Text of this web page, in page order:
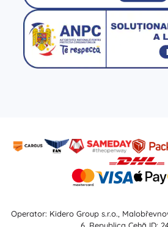
Operator: Kidero Group s.r.o.,